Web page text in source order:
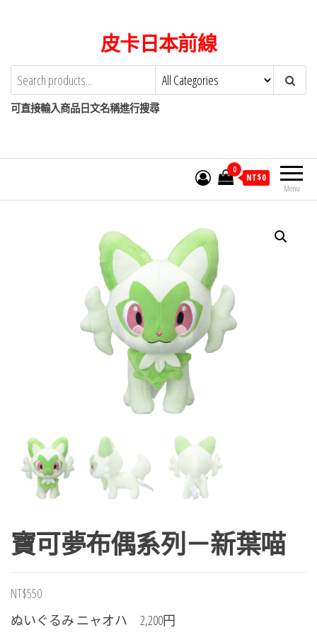
content
皮卡日本前線
可直接輸入商品日文名稱進行搜尋
Menu
0
NT$0
寶可夢布偶系列－新葉喵
NT$550
ぬいぐるみ ニャオハ 2,200円